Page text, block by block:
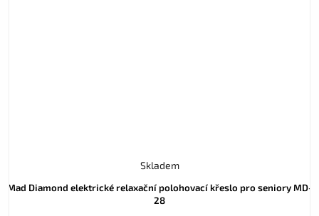
Mad Diamond elektrické relaxační polohovací křeslo pro seniory MD-
28
Skladem